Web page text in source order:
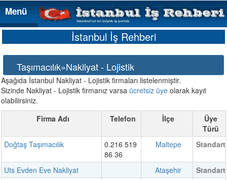
Menü
Menü
İstanbul İş Rehberi
Taşımacılık»Nakliyat - Lojistik
Aşağıda İstanbul Nakliyat - Lojistik firmaları listelenmiştir.
Sizinde Nakliyat - Lojistik firmanız varsa ücretsiz üye olarak kayıt
olabilirsiniz.
Firma Adı
Telefon İlçe
Üye
Türü
Doğtaş Taşımacılık
0.216 519
86 36
Maltepe Standart
Uts Evden Eve Nakliyat Ataşehir
Standart